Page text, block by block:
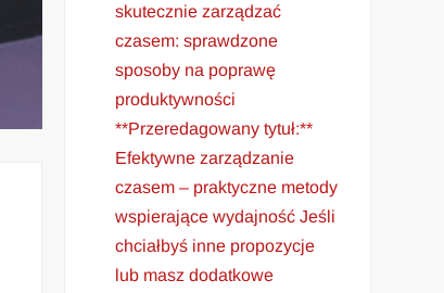
skutecznie zarządzać
czasem: sprawdzone
sposoby na poprawę
produktywności
**Przeredagowany tytuł:**
Efektywne zarządzanie
czasem – praktyczne metody
wspierające wydajność Jeśli
chciałbyś inne propozycje
lub masz dodatkowe